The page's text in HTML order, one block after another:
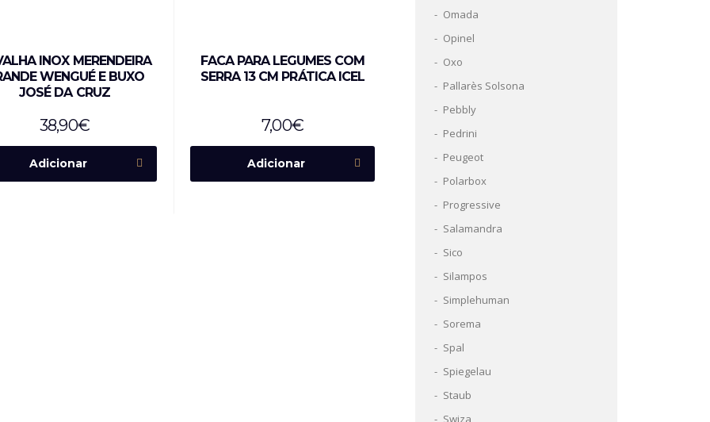
INOX MERENDEIRA
WENGUÉ E BUXO
JOSÉ DA CRUZ
38,90€
Adicionar
FACA PARA LEGUMES COM
SERRA 13 CM PRÁTICA ICEL
7,00€
Adicionar
Omada
Opinel
Oxo
Pallarès Solsona
Pebbly
Pedrini
Peugeot
Polarbox
Progressive
Salamandra
Sico
Silampos
Simplehuman
Sorema
Spal
Spiegelau
Staub
Swiza